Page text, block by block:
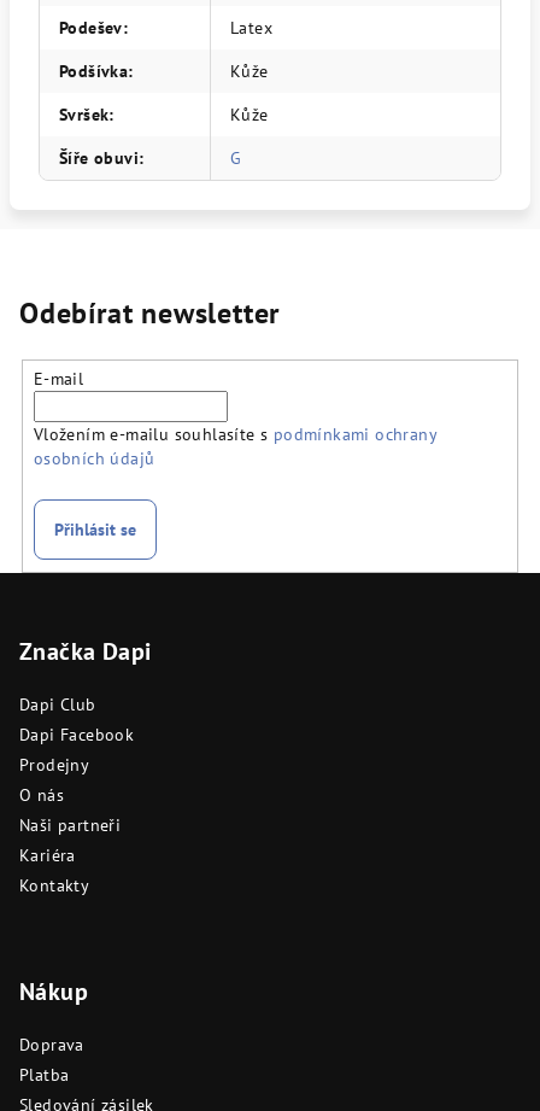
Podešev:
Latex
Podšívka:
Kůže
Svršek:
Kůže
Šíře obuvi: G
Odebírat newsletter
E-mail
Vložením e-mailu souhlasíte s podmínkami ochrany
osobních údajů
Přihlásit se
Značka Dapi
Dapi Club
Dapi Facebook
Prodejny
O nás
Naši partneři
Kariéra
Kontakty
Nákup
Doprava
Platba
Sledování zásilek